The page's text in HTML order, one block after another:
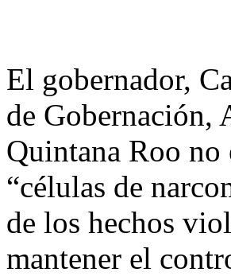
El gobernador,
de Gobernación,
Quintana Roo no
“células de
de los hechos
mantener el